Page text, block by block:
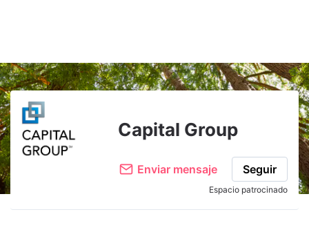
Adjuntar imagen Comentar
Capital Group
Enviar mensaje Seguir
Espacio patrocinado